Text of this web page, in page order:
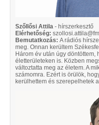
Szőllősi Attila - hírszerkesztő
Elérhetőség:
Bemutatkozás: A rádiós
meg. Onnan kerültem
Három év után úgy
életterületeken is. Közben
változtatta meg az életem. A
számomra. Ezért is örülök,
kerülhettem és szerepelhetek